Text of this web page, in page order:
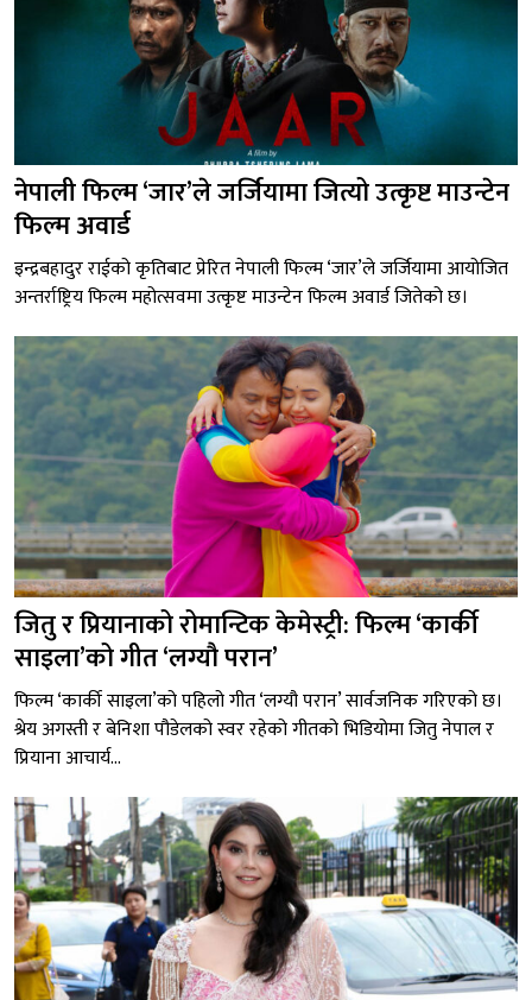
नेपाली फिल्म ‘जार’ले जर्जियामा जित्यो उत्कृष्ट माउन्टेन
फिल्म अवार्ड
इन्द्रबहादुर राईको कृतिबाट प्रेरित नेपाली फिल्म ‘जार’ले जर्जियामा आयोजित
अन्तर्राष्ट्रिय फिल्म महोत्सवमा उत्कृष्ट माउन्टेन फिल्म अवार्ड जितेको छ।
जितु र प्रियानाको रोमान्टिक केमेस्ट्री: फिल्म ‘कार्की
साइला’को गीत ‘लग्यौ परान’
फिल्म ‘कार्की साइला’को पहिलो गीत ‘लग्यौ परान’ सार्वजनिक गरिएको छ।
श्रेय अगस्ती र बेनिशा पौडेलको स्वर रहेको गीतको भिडियोमा जितु नेपाल र
प्रियाना आचार्य...